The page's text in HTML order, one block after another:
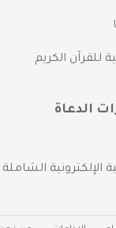
للقرآن الكريم
الدعاة
الإلكترونية الشاملة